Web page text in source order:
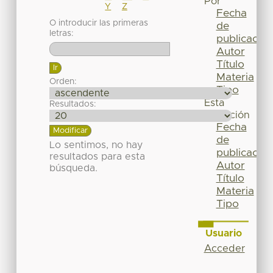
Y
Z
O introducir las primeras
letras:
Orden:
Resultados:
Lo sentimos, no hay
resultados para esta
búsqueda.
Fecha
de
publicación
Autor
Título
Materia
Tipo
Esta
colección
Fecha
de
publicación
Autor
Título
Materia
Tipo
Usuario
Acceder